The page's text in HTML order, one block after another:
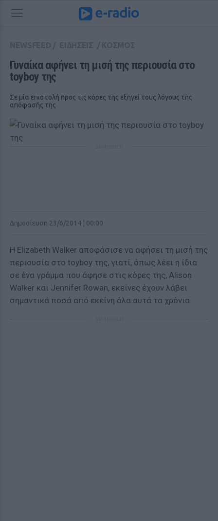
Γυναίκα αφήνει τη μισή της περιουσία στο
toyboy της
Σε μία επιστολή προς τις κόρες της εξηγεί τους λόγους της
απόφασής της
Δημοσίευση 23/6/2014 | 00:00
Η Elizabeth Walker αποφάσισε να αφήσει τη μισή της
περιουσία στο toyboy της, γιατί, όπως λέει η ίδια
σε ένα γράμμα που άφησε στις κόρες της, Alison
Walker και Jennifer Rowan, εκείνες έχουν λάβει
σημαντικά ποσά από εκείνη όλα αυτά τα χρόνια.